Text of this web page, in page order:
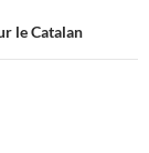
le Catalan